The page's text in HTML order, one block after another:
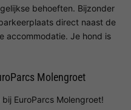
behoeften. Bijzonder
direct naast de
accommodatie. Je hond is
Molengroet
EuroParcs Molengroet!